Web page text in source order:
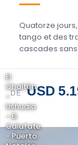
Quatorze
tango et des
cascades
DE USD
El
Chaltén
-
Ushuaia
- El
Calafate
- Puerto